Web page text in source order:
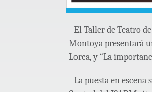
El Taller de Teatro
Montoya presentará
Lorca, y “La
La puesta en escena